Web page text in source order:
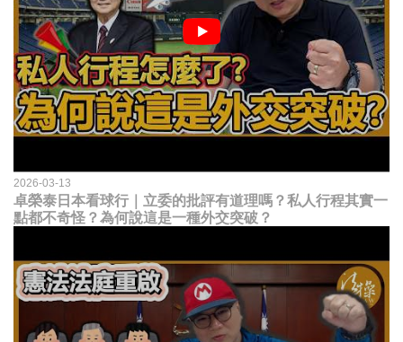
2026-03-13
卓榮泰日本看球行｜立委的批評有道理嗎？私人行程其實一
點都不奇怪？為何說這是一種外交突破？